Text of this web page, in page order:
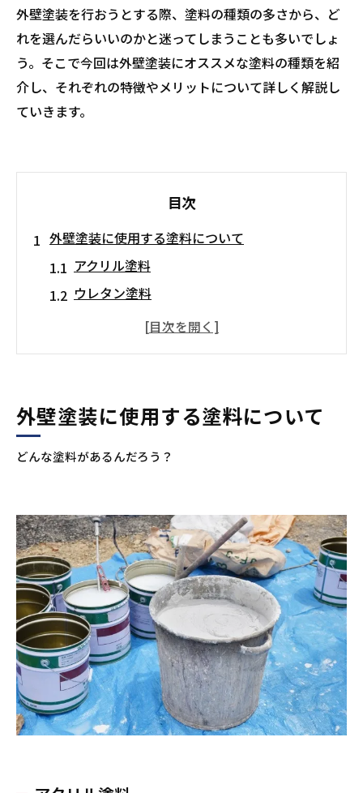
外壁塗装を行おうとする際、塗料の種類の多さから、ど
れを選んだらいいのかと迷ってしまうことも多いでしょ
う。そこで今回は外壁塗装にオススメな塗料の種類を紹
介し、それぞれの特徴やメリットについて詳しく解説し
ていきます。
目次
外壁塗装に使用する塗料について
アクリル塗料
ウレタン塗料
シリコン塗料
外壁塗装には塗料の持っている性能をしっかり
と理解して！
外壁塗装に使用する塗料について
どんな塗料があるんだろう？